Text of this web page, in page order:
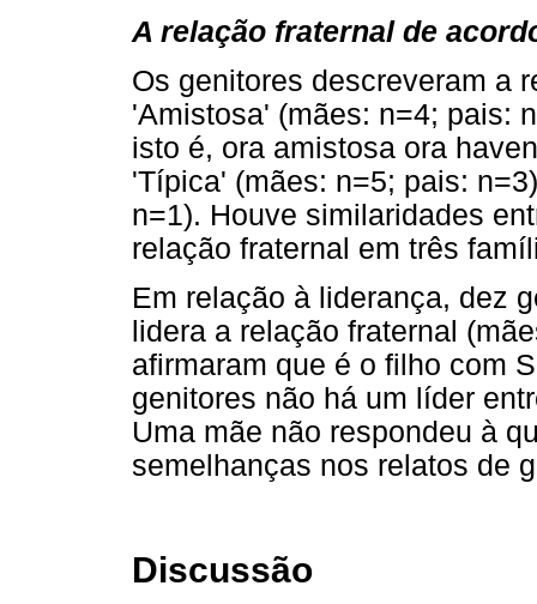
A relação fraternal de
Os genitores descreveram a
'Amistosa' (mães: n=4; pais:
isto é, ora amistosa ora
'Típica' (mães: n=5; pais:
n=1). Houve similaridades
relação fraternal em três
Em relação à liderança, dez
lidera a relação fraternal
afirmaram que é o filho com
genitores não há um líder
Uma mãe não respondeu à
semelhanças nos relatos de
Discussão